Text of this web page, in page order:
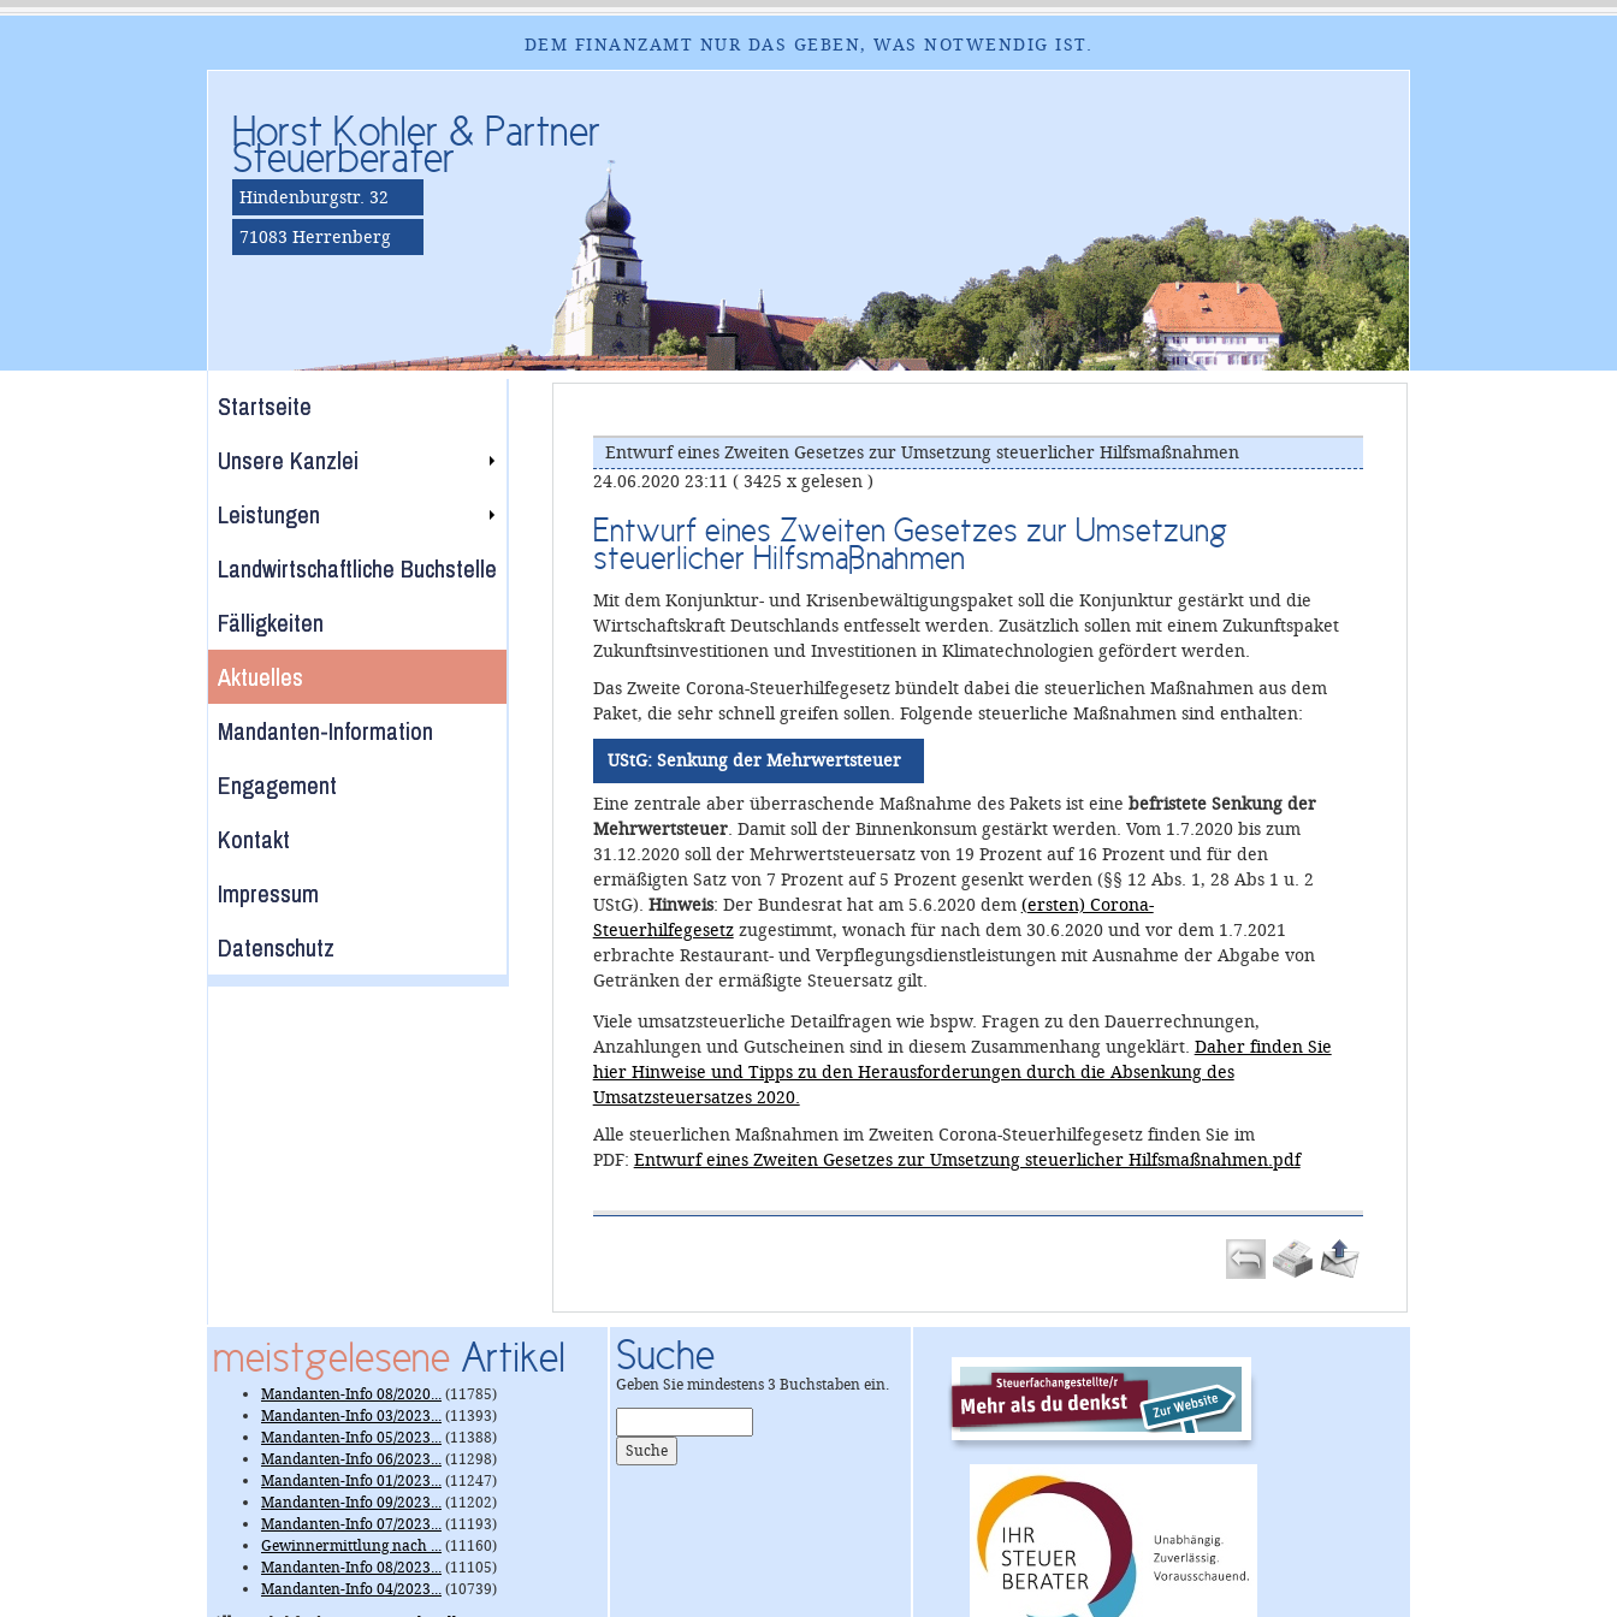
DEM FINANZAMT NUR DAS GEBEN, WAS NOTWENDIG IST.
Horst Kohler & Partner
Steuerberater
Hindenburgstr. 32
71083 Herrenberg
Startseite
Unsere Kanzlei
Leistungen
Landwirtschaftliche Buchstelle
Fälligkeiten
Aktuelles
Mandanten-Information
Engagement
Kontakt
Impressum
Datenschutz
Entwurf eines Zweiten Gesetzes zur Umsetzung steuerlicher Hilfsmaßnahmen
24.06.2020 23:11 ( 3425 x gelesen )
Entwurf eines Zweiten Gesetzes zur Umsetzung
steuerlicher Hilfsmaßnahmen
Mit dem Konjunktur- und Krisenbewältigungspaket soll die Konjunktur gestärkt und die
Wirtschaftskraft Deutschlands entfesselt werden. Zusätzlich sollen mit einem Zukunftspaket
Zukunftsinvestitionen und Investitionen in Klimatechnologien gefördert werden.
Das Zweite Corona-Steuerhilfegesetz bündelt dabei die steuerlichen Maßnahmen aus dem
Paket, die sehr schnell greifen sollen. Folgende steuerliche Maßnahmen sind enthalten:
UStG: Senkung der Mehrwertsteuer
Eine zentrale aber überraschende Maßnahme des Pakets ist eine befristete Senkung der
Mehrwertsteuer. Damit soll der Binnenkonsum gestärkt werden. Vom 1.7.2020 bis zum
31.12.2020 soll der Mehrwertsteuersatz von 19 Prozent auf 16 Prozent und für den
ermäßigten Satz von 7 Prozent auf 5 Prozent gesenkt werden (§§ 12 Abs. 1, 28 Abs 1 u. 2
UStG). Hinweis: Der Bundesrat hat am 5.6.2020 dem (ersten) Corona-
Steuerhilfegesetzzugestimmt, wonach für nach dem 30.6.2020 und vor dem 1.7.2021
erbrachte Restaurant- und Verpflegungsdienstleistungen mit Ausnahme der Abgabe von
Getränken der ermäßigte Steuersatz gilt.
Viele umsatzsteuerliche Detailfragen wie bspw. Fragen zu den Dauerrechnungen,
Anzahlungen und Gutscheinen sind in diesem Zusammenhang ungeklärt. Daher finden Sie
hier Hinweise und Tipps zu den Herausforderungen durch die Absenkung des
Umsatzsteuersatzes 2020.
Alle steuerlichen Maßnahmen im Zweiten Corona-Steuerhilfegesetz finden Sie im
PDF: Entwurf eines Zweiten Gesetzes zur Umsetzung steuerlicher Hilfsmaßnahmen.pdf
meistgelesene Artikel
Mandanten-Info 08/2020...(11785)
Mandanten-Info 03/2023...(11393)
Mandanten-Info 05/2023...(11388)
Mandanten-Info 06/2023...(11298)
Mandanten-Info 01/2023...(11247)
Mandanten-Info 09/2023...(11202)
Mandanten-Info 07/2023...(11193)
Gewinnermittlung nach ...(11160)
Mandanten-Info 08/2023...(11105)
Mandanten-Info 04/2023...(10739)
Suche
Geben Sie mindestens 3 Buchstaben ein.